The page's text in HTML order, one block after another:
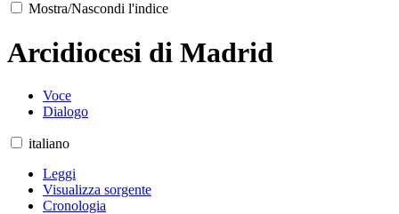
Mostra/Nascondi l'indice
Arcidiocesi di Madrid
Voce
Dialogo
italiano
Leggi
Visualizza sorgente
Cronologia